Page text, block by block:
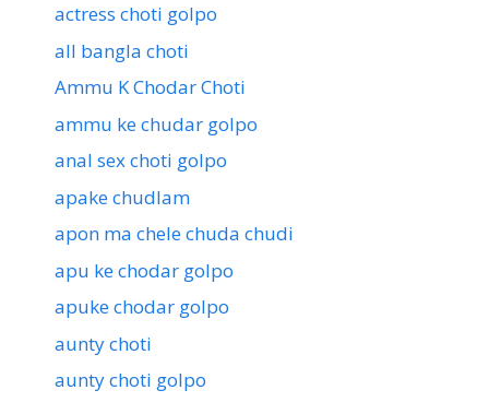
actress choti golpo
all bangla choti
Ammu K Chodar Choti
ammu ke chudar golpo
anal sex choti golpo
apake chudlam
apon ma chele chuda chudi
apu ke chodar golpo
apuke chodar golpo
aunty choti
aunty choti golpo